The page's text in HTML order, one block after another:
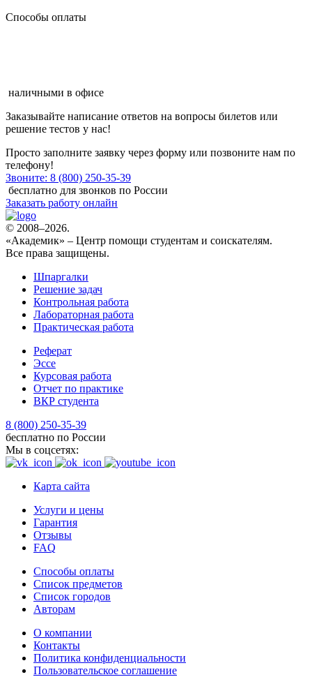
Способы оплаты
наличными в офисе
Заказывайте написание ответов на вопросы билетов или
решение тестов у нас!
Просто заполните заявку через форму или позвоните нам по
телефону!
Звоните: 8 (800) 250-35-39
бесплатно для звонков по России
Заказать работу онлайн
© 2008–2026.
«Академик» – Центр помощи студентам и соискателям.
Все права защищены.
Шпаргалки
Решение задач
Контрольная работа
Лабораторная работа
Практическая работа
Реферат
Эссе
Курсовая работа
Отчет по практике
ВКР студента
8 (800) 250-35-39
бесплатно по России
Мы в соцсетях:
Карта сайта
Услуги и цены
Гарантия
Отзывы
FAQ
Способы оплаты
Список предметов
Список городов
Авторам
О компании
Контакты
Политика конфиденциальности
Пользовательское соглашение